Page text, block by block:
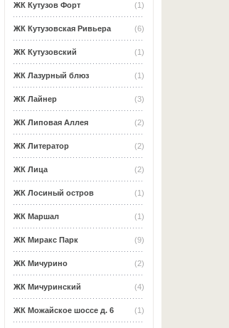
(1)
ЖК Кутузов Форт
(6)
ЖК Кутузовская Ривьера
(1)
ЖК Кутузовский
(1)
ЖК Лазурный блюз
(3)
ЖК Лайнер
(2)
ЖК Липовая Аллея
(2)
ЖК Литератор
(2)
ЖК Лица
(1)
ЖК Лосиный остров
(1)
ЖК Маршал
(9)
ЖК Миракс Парк
(2)
ЖК Мичурино
(4)
ЖК Мичуринский
(1)
ЖК Можайское шоссе д. 6